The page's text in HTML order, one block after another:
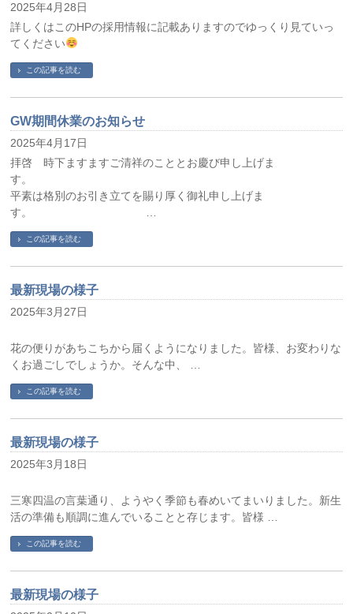
2025年4月28日
詳しくはこのHPの採用情報に記載ありますのでゆっくり見ていっ
てください
この記事を読む
GW期間休業のお知らせ
2025年4月17日
拝啓 時下ますますご清祥のこととお慶び申し上げま
す
平素は格別のお引き立てを賜り厚く御礼申し上げま
す。 …
この記事を読む
最新現場の様子
2025年3月27日
花の便りがあちこちから届くようになりました。皆様、お変わりな
くお過ごしでしょうか。そんな中、 …
この記事を読む
最新現場の様子
2025年3月18日
三寒四温の言葉通り、ようやく季節も春めいてまいりました。新生
活の準備も順調に進んでいることと存じます。皆様 …
この記事を読む
最新現場の様子